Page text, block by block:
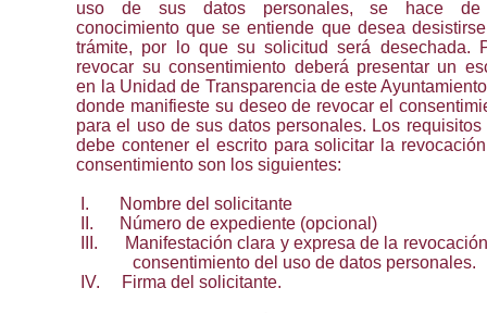
uso de sus datos personales, se hace
conocimiento que se entiende que desea
trámite, por lo que su solicitud será desechada.
revocar su consentimiento deberá presentar un
en la Unidad de Transparencia de este
donde manifieste su deseo de revocar el
para el uso de sus datos personales. Los requisitos
debe contener el escrito para solicitar la
consentimiento son los siguientes:
I.
Nombre del solicitante
II.
Número de expediente (opcional)
III.
Manifestación clara y expresa de la
consentimiento del uso de datos personales.
IV.
Firma del solicitante.